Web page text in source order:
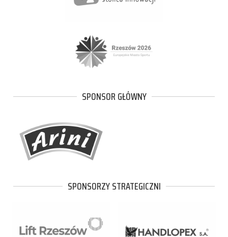
SPONSOR GŁÓWNY
SPONSORZY STRATEGICZNI